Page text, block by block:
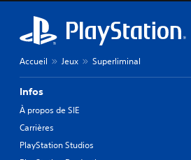
Accueil Jeux Superliminal
Infos
À propos de SIE
Carrières
PlayStation Studios